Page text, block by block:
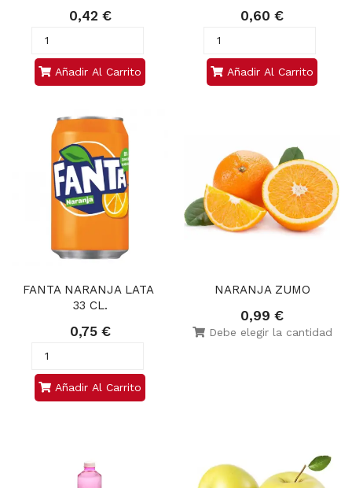
0,42 €
Añadir Al Carrito
0,60 €
Añadir Al Carrito
FANTA NARANJA LATA
33 CL.
0,75 €
Añadir Al Carrito
NARANJA ZUMO
0,99 €
Debe elegir la cantidad